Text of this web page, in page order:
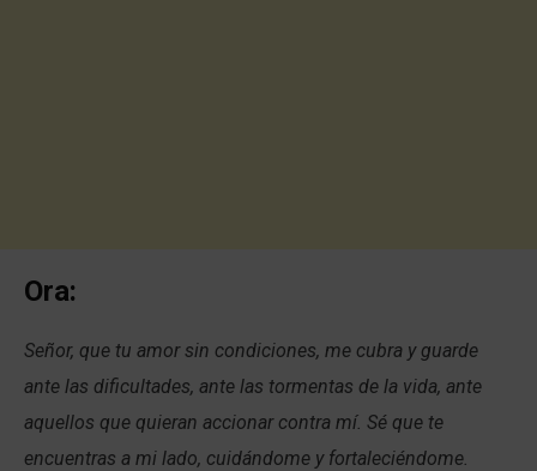
Ora:
Señor, que tu amor sin condiciones, me cubra y guarde
ante las dificultades, ante las tormentas de la vida, ante
aquellos que quieran accionar contra mí. Sé que te
encuentras a mi lado, cuidándome y fortaleciéndome.